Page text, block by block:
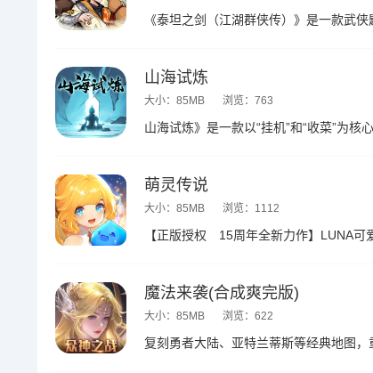
山海试炼
大小：85MB 浏览：763
萌灵传说
大小：85MB 浏览：1112
魔法来袭(合成爽完版)
大小：85MB 浏览：622